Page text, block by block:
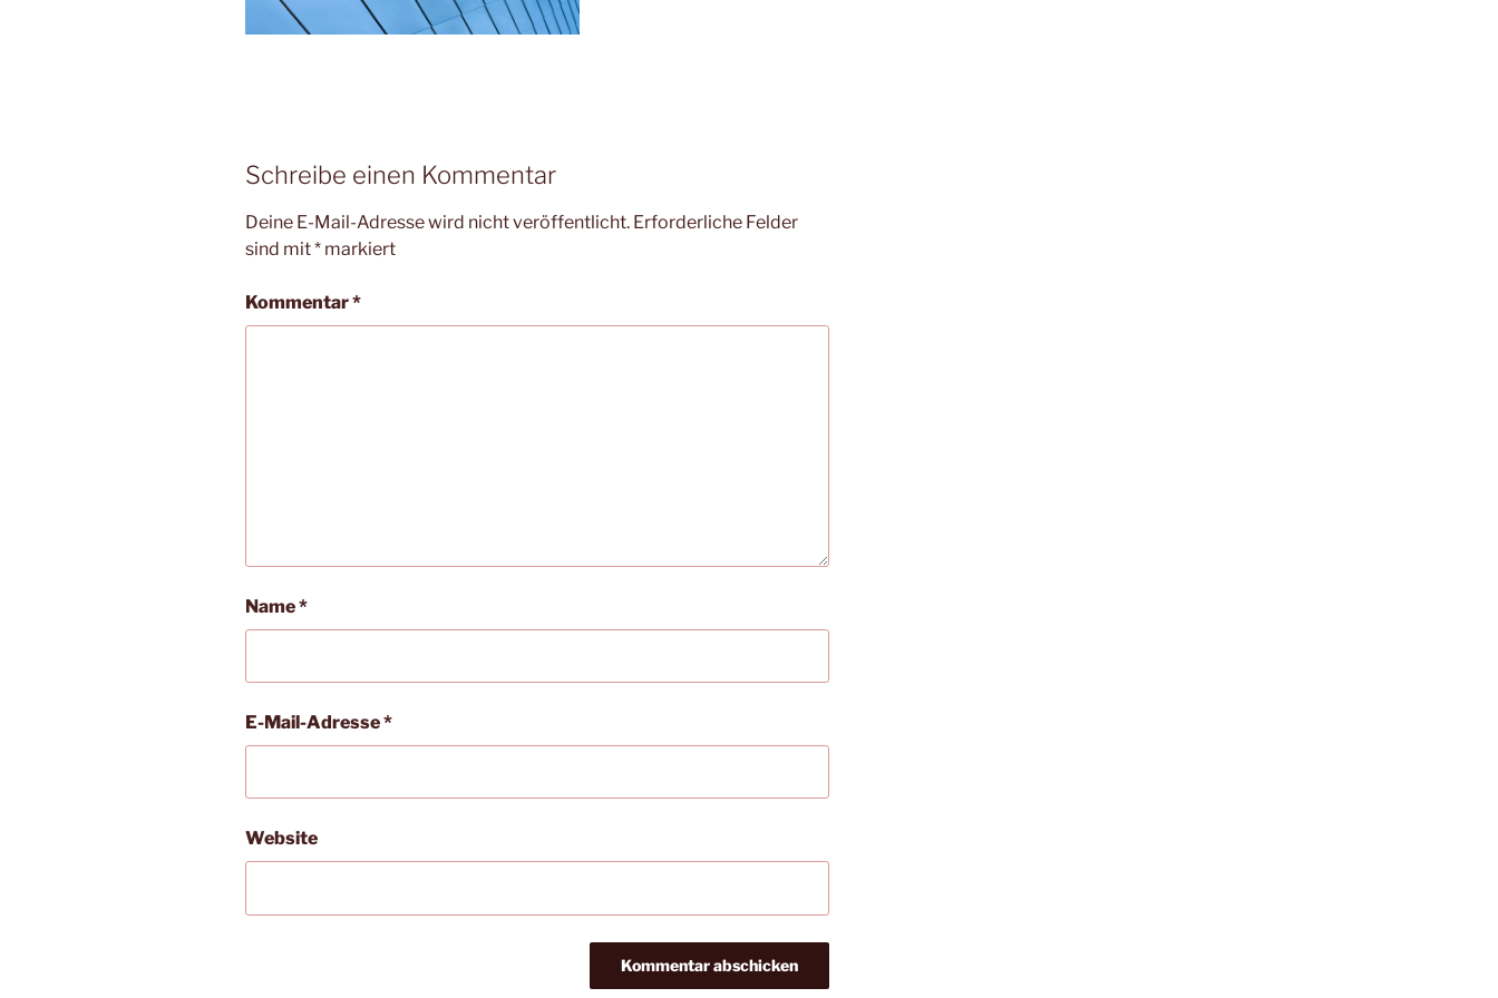
Schreibe einen Kommentar
Deine E-Mail-Adresse wird nicht veröffentlicht. Erforderliche Felder
sind mit* markiert
Kommentar*
Name*
E-Mail-Adresse*
Website